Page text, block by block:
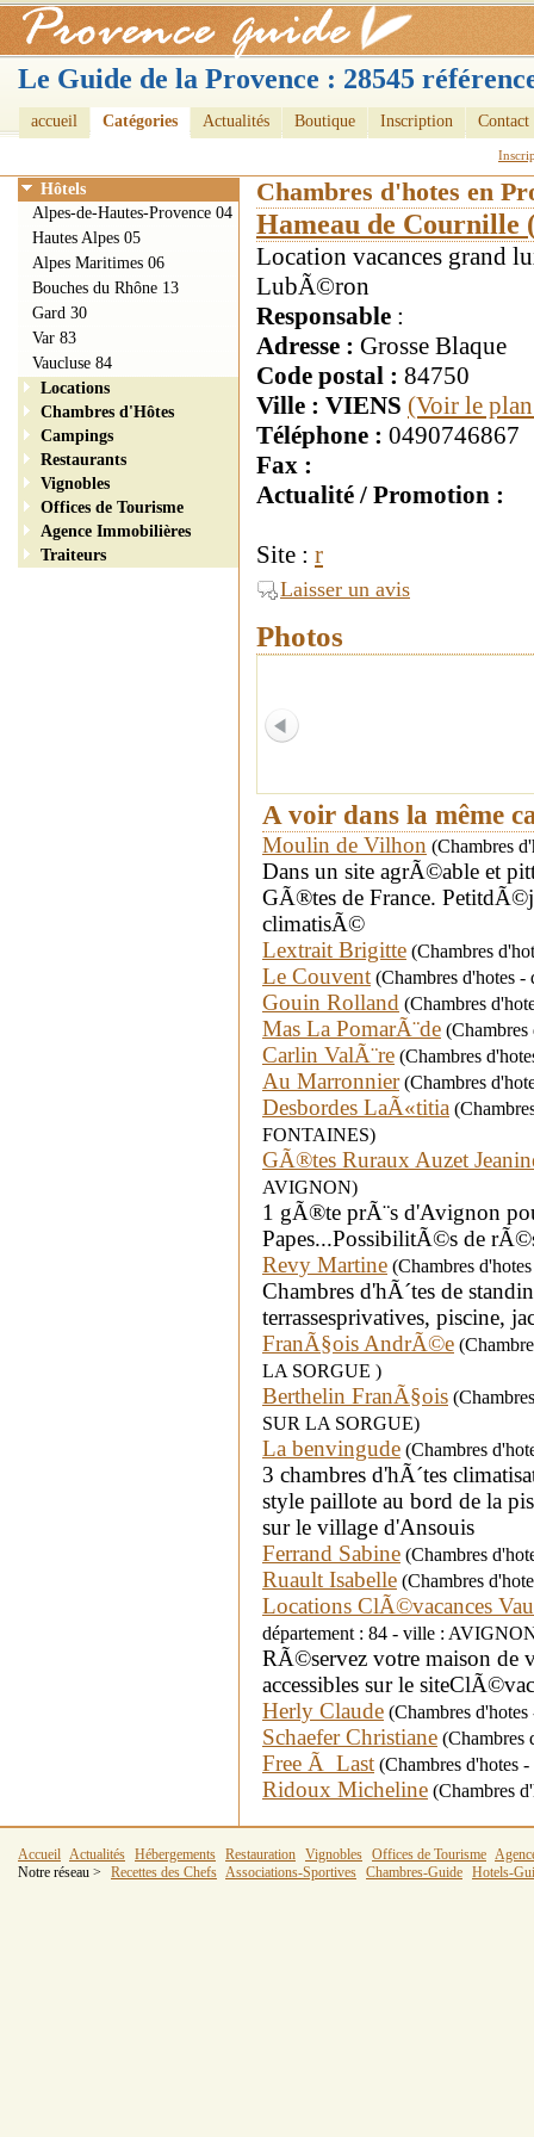
Le Guide de la Provence : 28545
accueil Catégories Actualités Boutique Inscription Contact
Chambres d'hotes en
Hameau de Cournille
Location vacances grand
LubÃ©ron
Responsable :
Adresse : Grosse Blaque
Code postal : 84750
Ville : VIENS (Voir le
Téléphone : 0490746867
Fax :
Actualité / Promotion :
Site : r
Laisser un avis
Photos
A voir dans la même
Moulin de Vilhon (Chambres
Dans un site agrÃ©able et
GÃ®tes de France.
climatisÃ©
Lextrait Brigitte (Chambres
Le Couvent (Chambres d'hotes
Gouin Rolland (Chambres
Mas La PomarÃ¨de
Carlin ValÃ¨re (Chambres
Au Marronnier(Chambres
Desbordes LaÃ«titia
FONTAINES)
GÃ®tes Ruraux Auzet
AVIGNON)
1 gÃ®te prÃ¨s d'Avignon
Papes...PossibilitÃ©s de
Revy Martine (Chambres
Chambres d'hÃ´tes de
terrassesprivatives, piscine,
FranÃ§ois AndrÃ©e
LA SORGUE )
Berthelin FranÃ§ois
SUR LA SORGUE)
La benvingude (Chambres
3 chambres d'hÃ´tes
style paillote au bord de la
sur le village d'Ansouis
Ferrand Sabine (Chambres
Ruault Isabelle (Chambres
Locations ClÃ©vacances
département : 84 - ville :
RÃ©servez votre maison de
accessibles sur le
Herly Claude (Chambres
Schaefer Christiane (Chambres
Free Ã Last (Chambres d'hotes
Ridoux Micheline (Chambres
Hôtels
Alpes-de-Hautes-Provence 04
Hautes Alpes 05
Alpes Maritimes 06
Bouches du Rhône 13
Gard 30
Var 83
Vaucluse 84
Locations
Chambres d'Hôtes
Campings
Restaurants
Vignobles
Offices de Tourisme
Agence Immobilières
Traiteurs
Accueil Actualités Hébergements Restauration Vignobles Offices de Tourisme
Notre réseau >
Recettes des Chefs Associations-Sportives Chambres-Guide Hotels-